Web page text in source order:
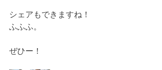
シェアもできますね！
ふふふ。
ぜひー！